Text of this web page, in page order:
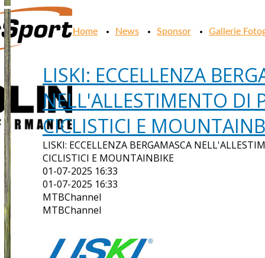
Home News Sponsor Gallerie
LISKI: ECCELLENZA
NELL'ALLESTIMENTO DI
CICLISTICI E
LISKI: ECCELLENZA BERGAMASCA
CICLISTICI E MOUNTAINBIKE
01-07-2025 16:33
01-07-2025 16:33
MTBChannel
MTBChannel